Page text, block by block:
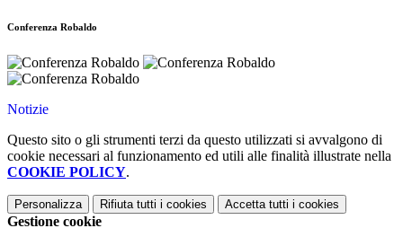
Conferenza Robaldo
Notizie
Questo sito o gli strumenti terzi da questo utilizzati si avvalgono di
cookie necessari al funzionamento ed utili alle finalità illustrate nella
COOKIE POLICY.
Personalizza Rifiuta tutti i cookies Accetta tutti i cookies
Gestione cookie